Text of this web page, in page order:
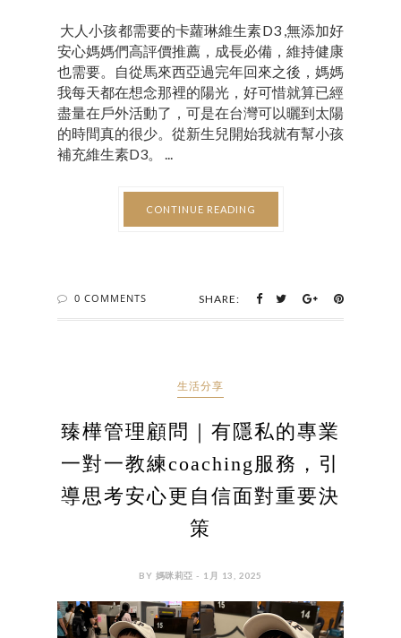
大人小孩都需要的卡蘿琳維生素D3 ,無添加好
安心媽媽們高評價推薦，成長必備，維持健康
也需要。自從馬來西亞過完年回來之後，媽媽
我每天都在想念那裡的陽光，好可惜就算已經
盡量在戶外活動了，可是在台灣可以曬到太陽
的時間真的很少。從新生兒開始我就有幫小孩
補充維生素D3。 ...
CONTINUE READING
0 COMMENTS SHARE:
生活分享
臻樺管理顧問｜有隱私的專業
一對一教練coaching服務，引
導思考安心更自信面對重要決
策
BY 媽咪莉亞 - 1月 13, 2025